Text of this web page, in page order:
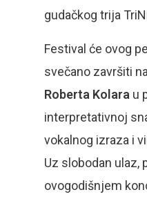
gudačkog trija
Festival će ovog
svečano završiti
Roberta Kolara u
interpretativnoj
vokalnog izraza i
Uz slobodan ulaz,
ovogodišnjem